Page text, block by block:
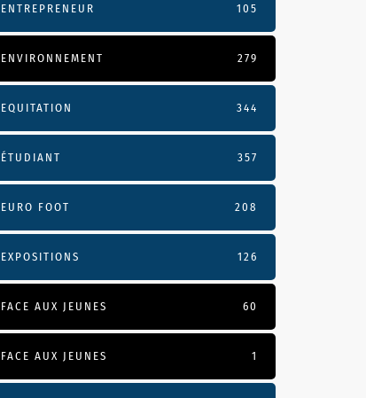
ENTREPRENEUR 105
ENVIRONNEMENT 279
EQUITATION 344
ÉTUDIANT 357
EURO FOOT 208
EXPOSITIONS 126
FACE AUX JEUNES 60
FACE AUX JEUNES 1